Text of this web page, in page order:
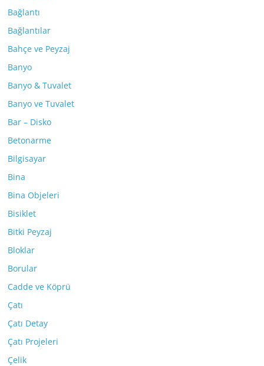
Bağlantı
Bağlantılar
Bahçe ve Peyzaj
Banyo
Banyo & Tuvalet
Banyo ve Tuvalet
Bar – Disko
Betonarme
Bilgisayar
Bina
Bina Objeleri
Bisiklet
Bitki Peyzaj
Bloklar
Borular
Cadde ve Köprü
Çatı
Çatı Detay
Çatı Projeleri
Çelik